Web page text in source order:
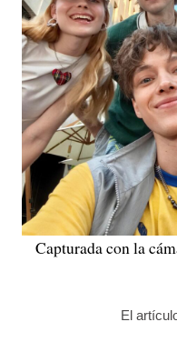
Capturada con la
El